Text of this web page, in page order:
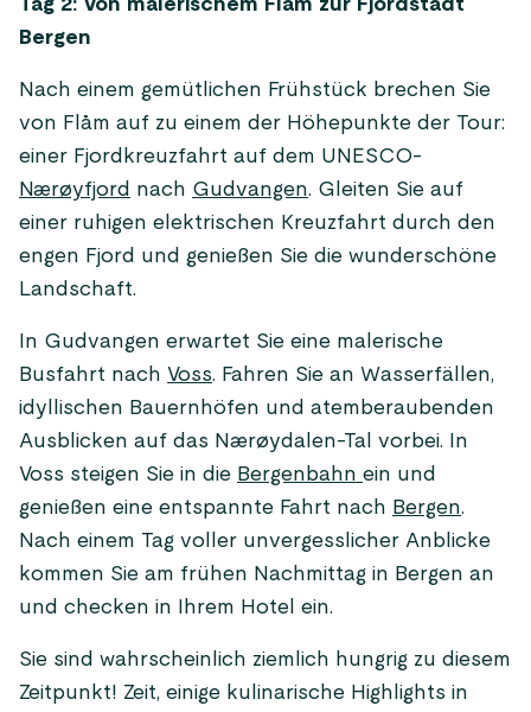
Tag 2: Von malerischem Flåm zur Fjordstadt
Bergen
Nach einem gemütlichen Frühstück brechen Sie
von Flåm auf zu einem der Höhepunkte der Tour:
einer Fjordkreuzfahrt auf dem UNESCO-
Nærøyfjord nach Gudvangen. Gleiten Sie auf
einer ruhigen elektrischen Kreuzfahrt durch den
engen Fjord und genießen Sie die wunderschöne
Landschaft.
In Gudvangen erwartet Sie eine malerische
Busfahrt nach Voss. Fahren Sie an Wasserfällen,
idyllischen Bauernhöfen und atemberaubenden
Ausblicken auf das Nærøydalen-Tal vorbei. In
Voss steigen Sie in die Bergenbahn ein und
genießen eine entspannte Fahrt nach Bergen.
Nach einem Tag voller unvergesslicher Anblicke
kommen Sie am frühen Nachmittag in Bergen an
und checken in Ihrem Hotel ein.
Sie sind wahrscheinlich ziemlich hungrig zu diesem
Zeitpunkt! Zeit, einige kulinarische Highlights in